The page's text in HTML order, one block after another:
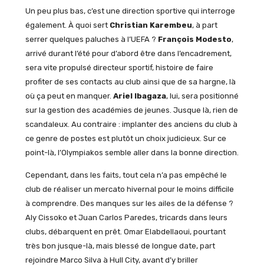
Un peu plus bas, c’est une direction sportive qui interroge
également. À quoi sert Christian Karembeu, à part
serrer quelques paluches à l’UEFA ? François Modesto,
arrivé durant l’été pour d’abord être dans l’encadrement,
sera vite propulsé directeur sportif, histoire de faire
profiter de ses contacts au club ainsi que de sa hargne, là
où ça peut en manquer. Ariel Ibagaza, lui, sera positionné
sur la gestion des académies de jeunes. Jusque là, rien de
scandaleux. Au contraire : implanter des anciens du club à
ce genre de postes est plutôt un choix judicieux. Sur ce
point-là, l’Olympiakos semble aller dans la bonne direction.
Cependant, dans les faits, tout cela n’a pas empêché le
club de réaliser un mercato hivernal pour le moins difficile
à comprendre. Des manques sur les ailes de la défense ?
Aly Cissoko et Juan Carlos Paredes, tricards dans leurs
clubs, débarquent en prêt. Omar Elabdellaoui, pourtant
très bon jusque-là, mais blessé de longue date, part
rejoindre Marco Silva à Hull City, avant d’y briller